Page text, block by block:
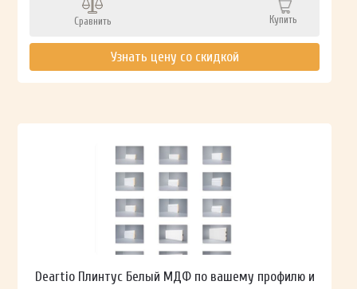
Сравнить Купить
Узнать цену со скидкой
Deartio Плинтус Белый МДФ по вашему профилю и